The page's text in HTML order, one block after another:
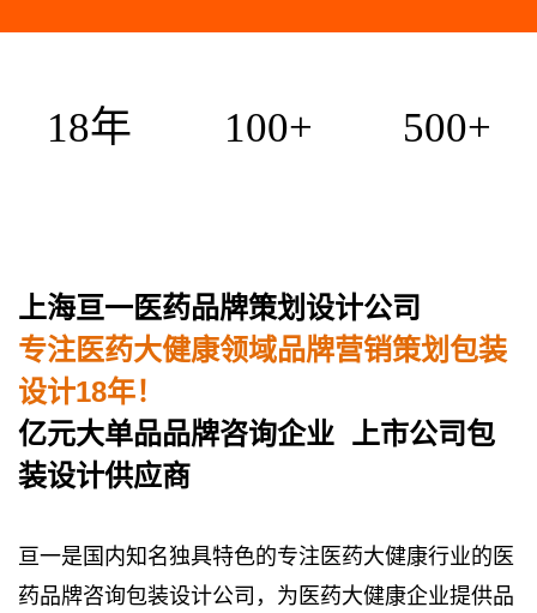
18年 100+ 500+
上海亘一医药品牌策划设计公司
专注医药大健康领域品牌营销策划包装
设计18年！
亿元大单品品牌咨询企业 上市公司包
装设计供应商
亘一是国内知名独具特色的专注医药大健康行业的医
药品牌咨询包装设计公司，为医药大健康企业提供品